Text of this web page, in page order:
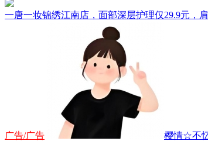
一唐一妆锦绣江南店，面部深层护理仅29.9元，
广告/广告 樱情☆不